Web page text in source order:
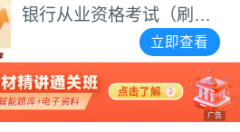
银行从业资格考试（刷题
立即查看
广告